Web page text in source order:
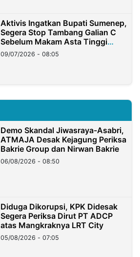
Aktivis Ingatkan Bupati Sumenep,
Segera Stop Tambang Galian C
Sebelum Makam Asta Tinggi
Longsor
09/07/2026 - 08:05
Demo Skandal Jiwasraya-Asabri,
ATMAJA Desak Kejagung Periksa
Bakrie Group dan Nirwan Bakrie
06/08/2026 - 08:50
Diduga Dikorupsi, KPK Didesak
Segera Periksa Dirut PT ADCP
atas Mangkraknya LRT City
05/08/2026 - 07:05